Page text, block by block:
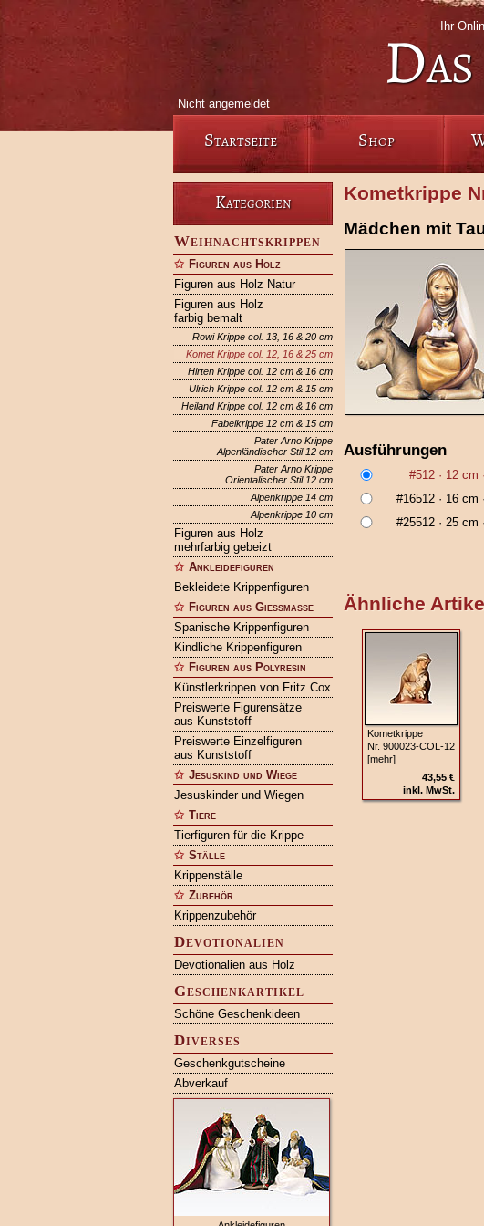
Ihr
Nicht angemeldet
Startseite Shop
Kategorien
Weihnachtskrippen
Figuren aus Holz
Figuren aus Holz Natur
Figuren aus Holz
farbig bemalt
Rowi Krippe col. 13, 16 & 20 cm
Komet Krippe col. 12, 16 & 25 cm
Hirten Krippe col. 12 cm & 16 cm
Ulrich Krippe col. 12 cm & 15 cm
Heiland Krippe col. 12 cm & 16 cm
Fabelkrippe 12 cm & 15 cm
Pater Arno Krippe
Alpenländischer Stil 12 cm
Pater Arno Krippe
Orientalischer Stil 12 cm
Alpenkrippe 14 cm
Alpenkrippe 10 cm
Figuren aus Holz
mehrfarbig gebeizt
Ankleidefiguren
Bekleidete Krippenfiguren
Figuren aus Gießmasse
Spanische Krippenfiguren
Kindliche Krippenfiguren
Figuren aus Polyresin
Künstlerkrippen von Fritz Cox
Preiswerte Figurensätze
aus Kunststoff
Preiswerte Einzelfiguren
aus Kunststoff
Jesuskind und Wiege
Jesuskinder und Wiegen
Tiere
Tierfiguren für die Krippe
Ställe
Krippenställe
Zubehör
Krippenzubehör
Devotionalien
Devotionalien aus Holz
Geschenkartikel
Schöne Geschenkideen
Diverses
Geschenkgutscheine
Abverkauf
Kometkrippe
Mädchen mit
Ausführungen
#512· 12 cm ·
#16512· 16 cm ·
#25512· 25 cm ·
Ähnliche
Kometkrippe
Nr. 900023‑COL‑12
[mehr]
43,55 €
inkl. MwSt.